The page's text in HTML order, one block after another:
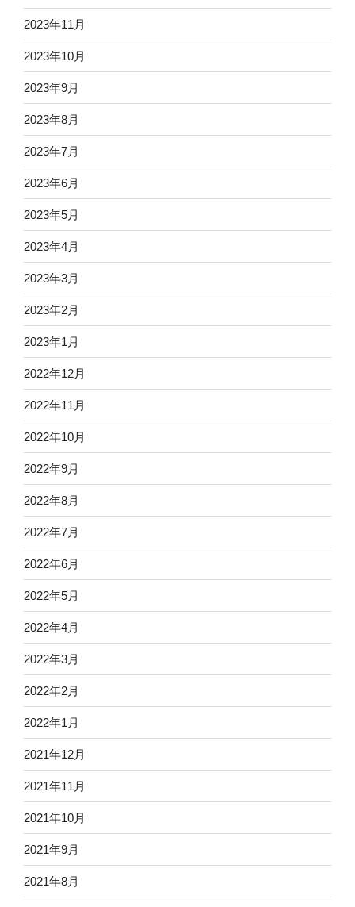
2023年11月
2023年10月
2023年9月
2023年8月
2023年7月
2023年6月
2023年5月
2023年4月
2023年3月
2023年2月
2023年1月
2022年12月
2022年11月
2022年10月
2022年9月
2022年8月
2022年7月
2022年6月
2022年5月
2022年4月
2022年3月
2022年2月
2022年1月
2021年12月
2021年11月
2021年10月
2021年9月
2021年8月